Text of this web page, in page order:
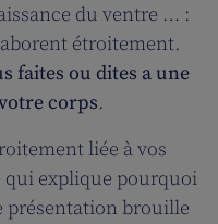
du ventre … :
étroitement.
faites ou dites a une
corps.
liée à vos
qui explique pourquoi
présentation brouille